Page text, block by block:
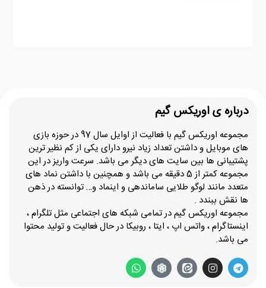
درباره ی اوریکس گیم
مجموعه اوریکس گیم با فعالیت از اوایل سال 97 در حوزه بازی
های موبایل و داشتن تعداد زیاد نیرو دارای یکی از کم نظیر ترین
پشتیبانی ها بین سایت های دیگر می باشد. سرعت واریز در این
مجموعه کمتر از 5 دقیقه می باشد و همچنین با داشتن نماد های
متعدد مانند لوگو طلایی ساماندهی و اینماد و… توانسته در ذهن
ها نقش ببندد .
مجموعه اوریکس گیم در تمامی شبکه های اجتماعی مثل تلگرام ،
اینستاگرام ، واتس اپ ، ایتا ، روبیکا در حال فعالیت و تولید محتوا
می باشد.